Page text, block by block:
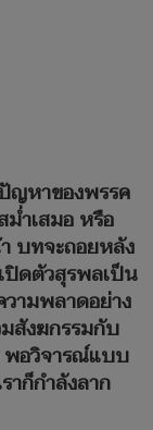
ญหาของพรรค
ำเสมอ หรือ
บทจะถอยหลัง
ปิดตัวสุรพลเป็น
ามพลาดอย่าง
สังฆกรรมกับ
พอวิจารณ์แบบ
าก็กำลังลาก